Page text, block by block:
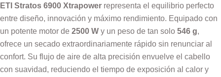
ETI Stratos 6900 Xtrapower representa el equilibrio perfecto
entre diseño, innovación y máximo rendimiento. Equipado con
un potente motor de 2500 W y un peso de tan solo 546 g,
ofrece un secado extraordinariamente rápido sin renunciar al
confort. Su flujo de aire de alta precisión envuelve el cabello
con suavidad, reduciendo el tiempo de exposición al calor y